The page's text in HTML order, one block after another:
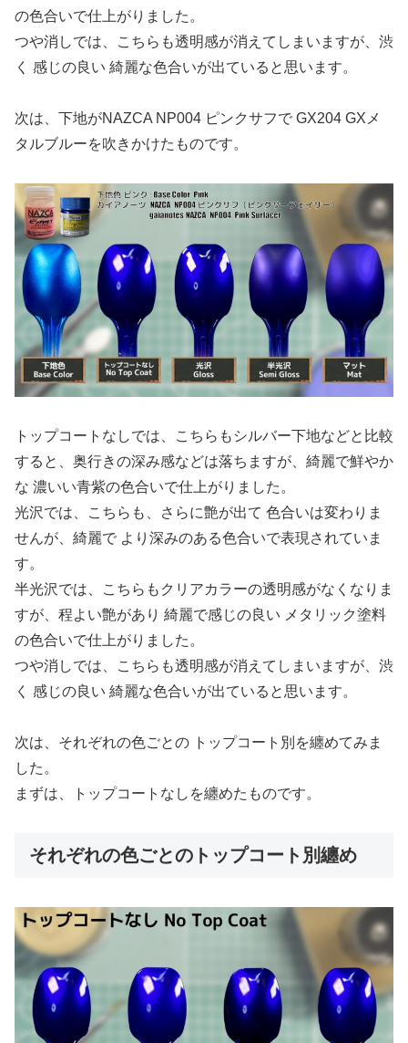
の色合いで仕上がりました。
つや消しでは、こちらも透明感が消えてしまいますが、渋
く 感じの良い 綺麗な色合いが出ていると思います。
次は、下地がNAZCA NP004 ピンクサフで GX204 GXメ
タルブルーを吹きかけたものです。
トップコートなしでは、こちらもシルバー下地などと比較
すると、奥行きの深み感などは落ちますが、綺麗で鮮やか
な 濃いい青紫の色合いで仕上がりました。
光沢では、こちらも、さらに艶が出て 色合いは変わりま
せんが、綺麗で より深みのある色合いで表現されていま
す。
半光沢では、こちらもクリアカラーの透明感がなくなりま
すが、程よい艶があり 綺麗で感じの良い メタリック塗料
の色合いで仕上がりました。
つや消しでは、こちらも透明感が消えてしまいますが、渋
く 感じの良い 綺麗な色合いが出ていると思います。
次は、それぞれの色ごとの トップコート別を纏めてみま
した。
まずは、トップコートなしを纏めたものです。
それぞれの色ごとのトップコート別纏め